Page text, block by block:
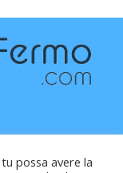
possa avere la